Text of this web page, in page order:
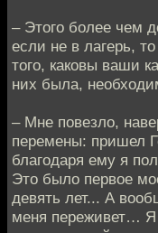
– Этого более чем
если не в лагерь,
того, каковы ваши
них была,
– Мне повезло,
перемены: пришел
благодаря ему я
Это было первое
девять лет... А
меня переживет… Я